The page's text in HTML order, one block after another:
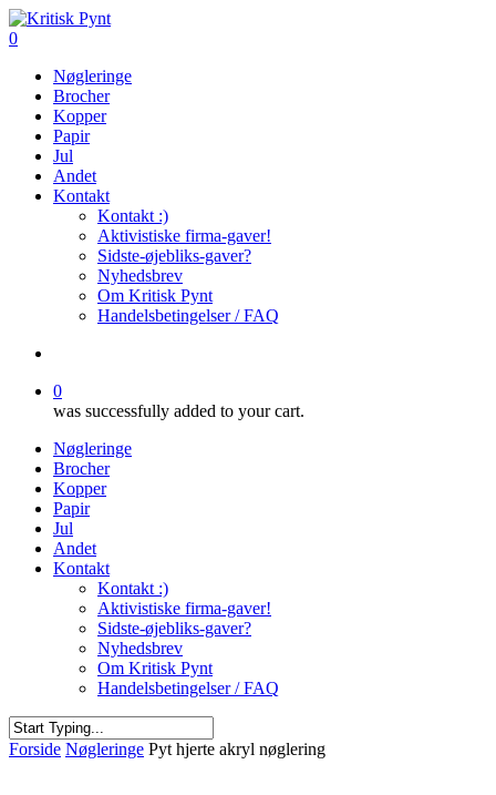
Skip
to
content
search
0
Nøgleringe
Brocher
Kopper
Papir
Jul
Andet
Kontakt
Kontakt :)
Aktivistiske firma-gaver!
Sidste-øjebliks-gaver?
Nyhedsbrev
Om Kritisk Pynt
Handelsbetingelser / FAQ
0
was successfully added to your cart.
Nøgleringe
Brocher
Kopper
Papir
Jul
Andet
Kontakt
Kontakt :)
Aktivistiske firma-gaver!
Sidste-øjebliks-gaver?
Nyhedsbrev
Om Kritisk Pynt
Handelsbetingelser / FAQ
Close
Forside Nøgleringe Pyt hjerte akryl nøglering